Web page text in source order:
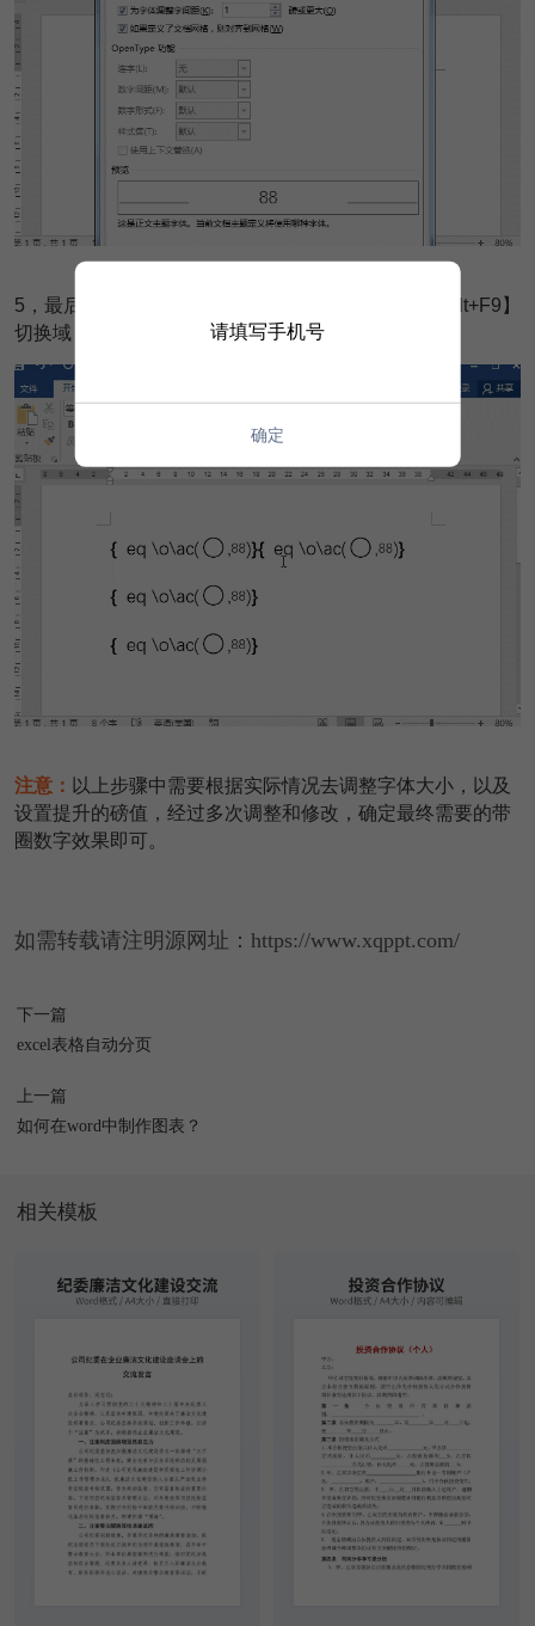
5 ，最后，我们只需复制修改好的带圈数字，使用【Alt+F9】
切换域，进入修改数字即可得到对应的带圈数字啦。
注意： 以上步骤中需要根据实际情况去调整字体大小，以及
设置提升的磅值，经过多次调整和修改，确定最终需要的带
圈数字效果即可。
如需转载请注明源网址：https://www.xqppt.com/
下一篇
excel表格自动分页
上一篇
如何在word中制作图表？
相关模板
请填写手机号
确定